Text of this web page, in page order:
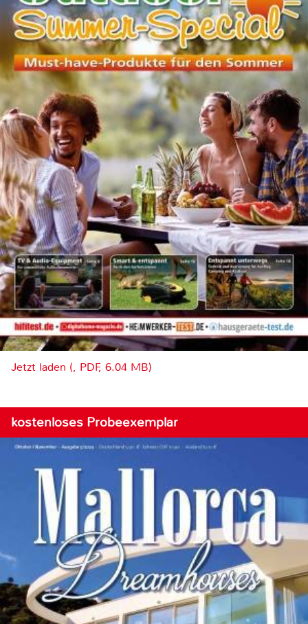
Jetzt laden (, PDF, 6.04 MB)
kostenloses Probeexemplar